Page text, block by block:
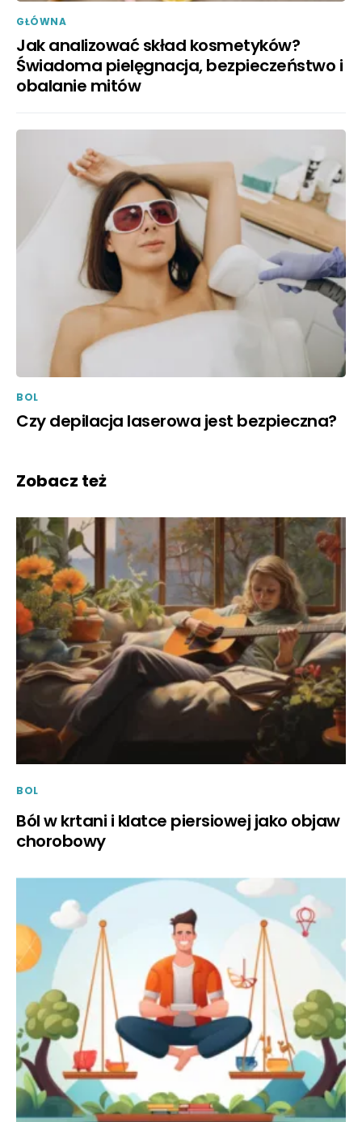
GŁÓWNA
Jak analizować skład kosmetyków?
Świadoma pielęgnacja, bezpieczeństwo i
obalanie mitów
BOL
Czy depilacja laserowa jest bezpieczna?
Zobacz też
BOL
Ból w krtani i klatce piersiowej jako objaw
chorobowy